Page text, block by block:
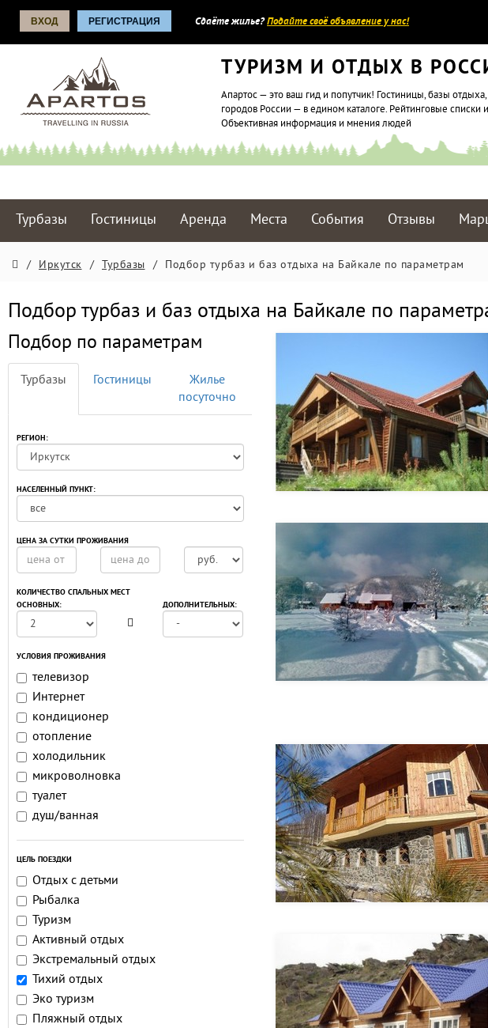
ВХОД РЕГИСТРАЦИЯ Сдаёте жилье?Подайте своё объявление у нас!
ТУРИЗМ И ОТДЫХ В
Апартос — это ваш гид и попутчик! Гостиницы, базы
городов России — в едином каталоге. Рейтинговые списки
Объективная информация и мнения людей
Турбазы Гостиницы Аренда Места События Отзывы
/ Иркутск / Турбазы / Подбор турбаз и баз отдыха на Байкале по параметрам
Подбор турбаз и баз отдыха на Байкале по
Подбор по параметрам
Турбазы Гостиницы
Жилье
посуточно
РЕГИОН:
НАСЕЛЕННЫЙ ПУНКТ:
ЦЕНА ЗА СУТКИ ПРОЖИВАНИЯ
КОЛИЧЕСТВО СПАЛЬНЫХ МЕСТ
ОСНОВНЫХ:
ДОПОЛНИТЕЛЬНЫХ:
УСЛОВИЯ ПРОЖИВАНИЯ
телевизор
Интернет
кондиционер
отопление
холодильник
микроволновка
туалет
душ/ванная
ЦЕЛЬ ПОЕЗДКИ
Отдых с детьми
Рыбалка
Туризм
Активный отдых
Экстремальный отдых
Тихий отдых
Эко туризм
Пляжный отдых